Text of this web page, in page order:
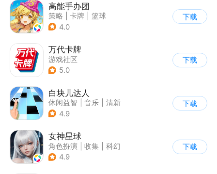
高能手办团
策略 卡牌
篮球
| 美少女
4.0
下载
万代卡牌
游戏社区
5.0
下载
白块儿达人
休闲益智 音乐
清新
| 多比特
4.9
下载
女神星球
角色扮演 收集
科幻
| 捏脸
4.9
下载